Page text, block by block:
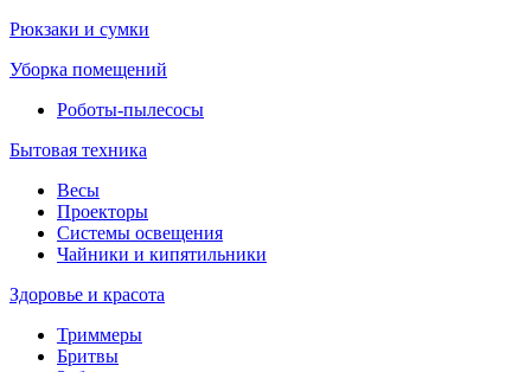
Рюкзаки и сумки
Уборка помещений
Роботы-пылесосы
Бытовая техника
Весы
Проекторы
Системы освещения
Чайники и кипятильники
Здоровье и красота
Триммеры
Бритвы